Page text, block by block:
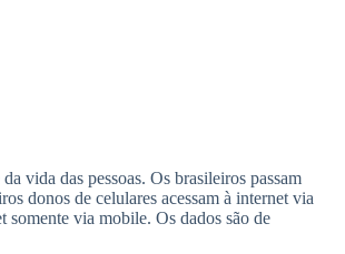
vida das pessoas. Os brasileiros passam
donos de celulares acessam à internet via
somente via mobile. Os dados são de